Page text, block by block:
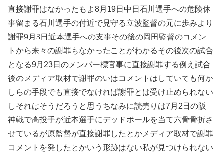
直接謝罪はなかったもよ8月19日中日石川選手への危険休
事留まる石川選手の付近で見守る立波監督の元に歩みより
謝罪9月3日近本選手への支事その後の岡田監督のコメン
トから来々の謝罪もなかったことがわかるその後次の試合
となる9月23日のメンバー標官事に直接謝罪する例え試合
後のメディア取材で謝罪のいはコメントはしていても何か
しらの手段でも直接でなければ謝罪とは受け止められない
しそれはそうだろうと思うちなみに読売りは7月2日の阪
神戦で高投手が近本選手にデッドボールを当て六骨骨折さ
せているが原監督が直接謝罪したとかメディア取材で謝罪
コメントを発したとかいう形跡はない私が見つけられない